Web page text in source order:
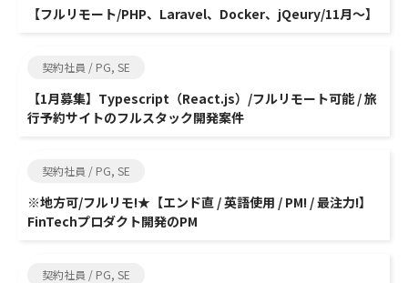
【フルリモート/PHP、Laravel、Docker、jQeury/11月～】
契約社員 / PG, SE
【1月募集】Typescript（React.js）/フルリモート可能 / 旅
行予約サイトのフルスタック開発案件
契約社員 / PG, SE
※地方可/フルリモ!★【エンド直 / 英語使用 / PM! / 最注力!】
FinTechプロダクト開発のPM
契約社員 / PG, SE